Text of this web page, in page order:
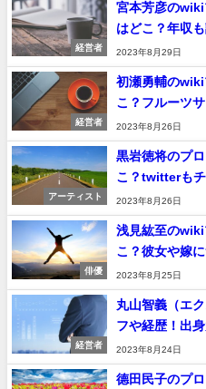
経営者
宮本芳彦のwiki
はどこ？年収も
2023年8月29日
経営者
初瀬勇輔のwiki
こ？フルーツ
2023年8月26日
アーティスト
黒岩徳将のプ
こ？twitterもチ
2023年8月26日
俳優
浅見紘至のwiki
こ？彼女や嫁に
2023年8月25日
経営者
丸山智義（エ
フや経歴！出
2023年8月24日
德田民子のプ